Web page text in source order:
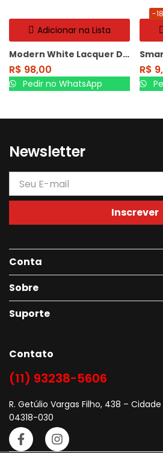
Adicionar na Lista
Modern White Lacquer Double
R$ 98,00
Pedir no WhatsApp
-
R$
Newsletter
Inscrever
Conta
Sobre
Suporte
Contato
(11) 93238-5606
R. Getúlio Vargas Filho, 438 – Cidade
04318-030